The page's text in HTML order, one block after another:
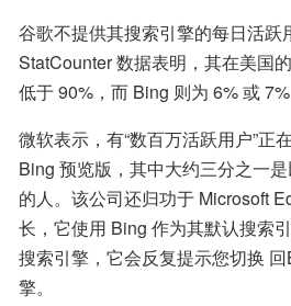
谷歌不提供其搜索引擎的每日活跃
StatCounter 数据表明，其在美国
低于 90%，而 Bing 则为 6% 或 7%
微软表示，有“数百万活跃用户”正
Bing 预览版，其中大约三分之一
的人。该公司还归功于 Microsoft
长，它使用 Bing 作为其默认搜索
搜索引擎，它会反复提示您切换
擎。